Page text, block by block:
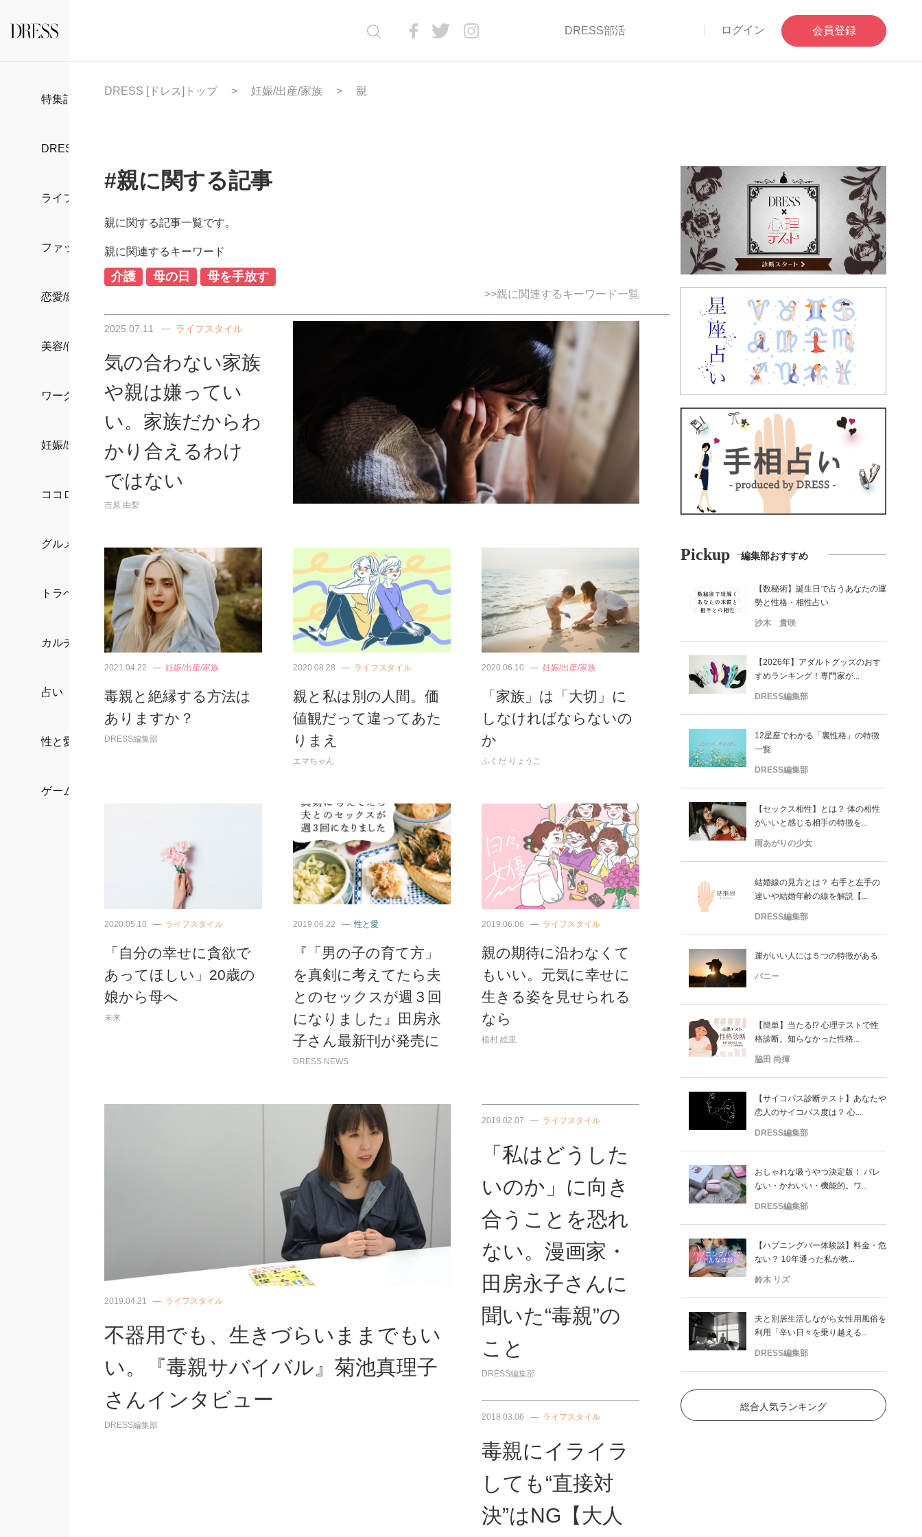
DRESS部活 ログイン 会員登録
特集記事
DRESS部活
ライフスタイル
ファッション
恋愛/結婚/離婚
美容/健康
ワークスタイル
妊娠/出産/家族
ココロ/カラダ
グルメ
トラベル
カルチャー/エンタメ
占い
性と愛
ゲーム
DRESS [ドレス]トップ 妊娠/出産/家族 親
#親に関する記事
親に関する記事一覧です。
親に関連するキーワード
介護 母の日 母を手放す
>>親に関連するキーワード一覧
2025.07.11 ライフスタイル
気の合わない家族
や親は嫌ってい
い。家族だからわ
かり合えるわけ
ではない
吉原 由梨
2021.04.22 妊娠/出産/家族
毒親と絶縁する方法は
ありますか？
DRESS編集部
2020.08.28 ライフスタイル
親と私は別の人間。価
値観だって違ってあた
りまえ
エマちゃん
2020.06.10 妊娠/出産/家族
「家族」は「大切」に
しなければならないの
か
ふくだ りょうこ
2020.05.10 ライフスタイル
「自分の幸せに貪欲で
あってほしい」20歳の
娘から母へ
未来
2019.06.22 性と愛
『「男の子の育て方」
を真剣に考えてたら夫
とのセックスが週３回
になりました』田房永
子さん最新刊が発売に
DRESS NEWS
2019.06.06 ライフスタイル
親の期待に沿わなくて
もいい。元気に幸せに
生きる姿を見せられる
なら
植村 絵里
2019.04.21 ライフスタイル
不器用でも、生きづらいままでもい
い。『毒親サバイバル』菊池真理子
さんインタビュー
DRESS編集部
2019.02.07 ライフスタイル
「私はどうした
いのか」に向き
合うことを恐れ
ない。漫画家・
田房永子さんに
聞いた“毒親”の
こと
DRESS編集部
2018.03.06 ライフスタイル
毒親にイライラ
しても“直接対
決”はNG【大人
Pickup 編集部おすすめ
【数秘術】誕生日で占うあなたの運
勢と性格・相性占い
沙木 貴咲
【2026年】アダルトグッズのおす
すめランキング！専門家が...
DRESS編集部
12星座でわかる「裏性格」の特徴
一覧
DRESS編集部
【セックス相性】とは？ 体の相性
がいいと感じる相手の特徴を...
雨あがりの少女
結婚線の見方とは？ 右手と左手の
違いや結婚年齢の線を解説【...
DRESS編集部
運がいい人には５つの特徴がある
バニー
【簡単】当たる!? 心理テストで性
格診断。知らなかった性格...
脇田 尚揮
【サイコパス診断テスト】あなたや
恋人のサイコパス度は？ 心...
DRESS編集部
おしゃれな吸うやつ決定版！ バレ
ない・かわいい・機能的。ワ...
DRESS編集部
【ハプニングバー体験談】料金・危
ない？ 10年通った私が教...
鈴木 リズ
夫と別居生活しながら女性用風俗を
利用「辛い日々を乗り越える...
DRESS編集部
総合人気ランキング